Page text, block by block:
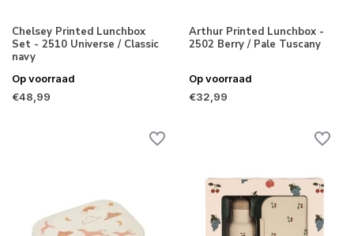
Chelsey Printed Lunchbox
Set - 2510 Universe / Classic
navy
Op voorraad
€48,99
Arthur Printed Lunchbox -
2502 Berry / Pale Tuscany
Op voorraad
€32,99